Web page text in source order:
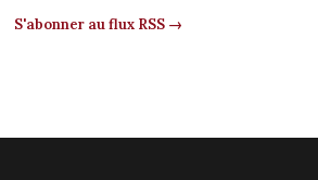
S'abonner au flux RSS →